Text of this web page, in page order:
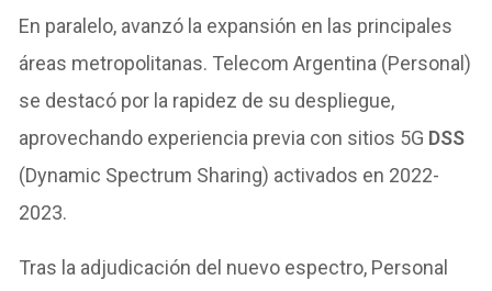
En paralelo, avanzó la expansión en las principales
áreas metropolitanas. Telecom Argentina (Personal)
se destacó por la rapidez de su despliegue,
aprovechando experiencia previa con sitios 5G DSS
(Dynamic Spectrum Sharing) activados en 2022-
2023.
Tras la adjudicación del nuevo espectro, Personal